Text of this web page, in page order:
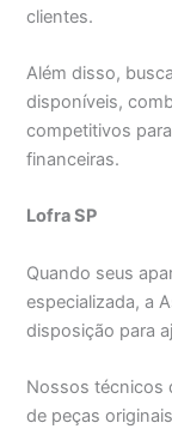
clientes.
Além disso,
disponíveis,
competitivos
financeiras.
Lofra SP
Quando seus
especializada, a
disposição para
Nossos técnicos
de peças